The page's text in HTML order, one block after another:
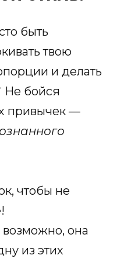
быть
твою
и делать
Не бойся
привычек —
чтобы не
возможно, она
из этих